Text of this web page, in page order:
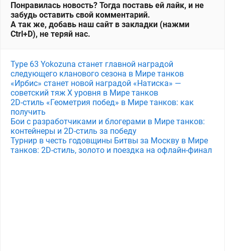
Понравилась новость? Тогда поставь ей лайк, и не
забудь оставить свой комментарий.
А так же, добавь наш сайт в закладки (нажми
Ctrl+D), не теряй нас.
Type 63 Yokozuna станет главной наградой
следующего кланового сезона в Мире танков
«Ирбис» станет новой наградой «Натиска» —
советский тяж X уровня в Мире танков
2D-стиль «Геометрия побед» в Мире танков: как
получить
Бои с разработчиками и блогерами в Мире танков:
контейнеры и 2D-стиль за победу
Турнир в честь годовщины Битвы за Москву в Мире
танков: 2D-стиль, золото и поездка на офлайн-финал